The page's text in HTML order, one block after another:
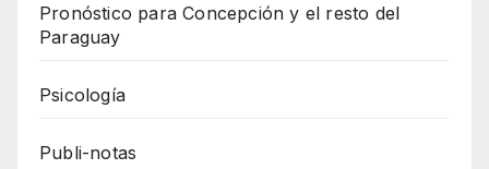
Pronóstico para Concepción y el resto del
Paraguay
Psicología
Publi-notas